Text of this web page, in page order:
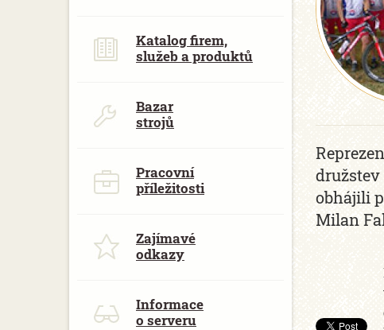
Katalog firem,
služeb a produktů
Bazar
strojů
Pracovní
příležitosti
Zajímavé
odkazy
Informace
o serveru
obhájili
Milan